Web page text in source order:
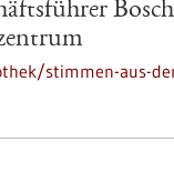
stimmen-aus-